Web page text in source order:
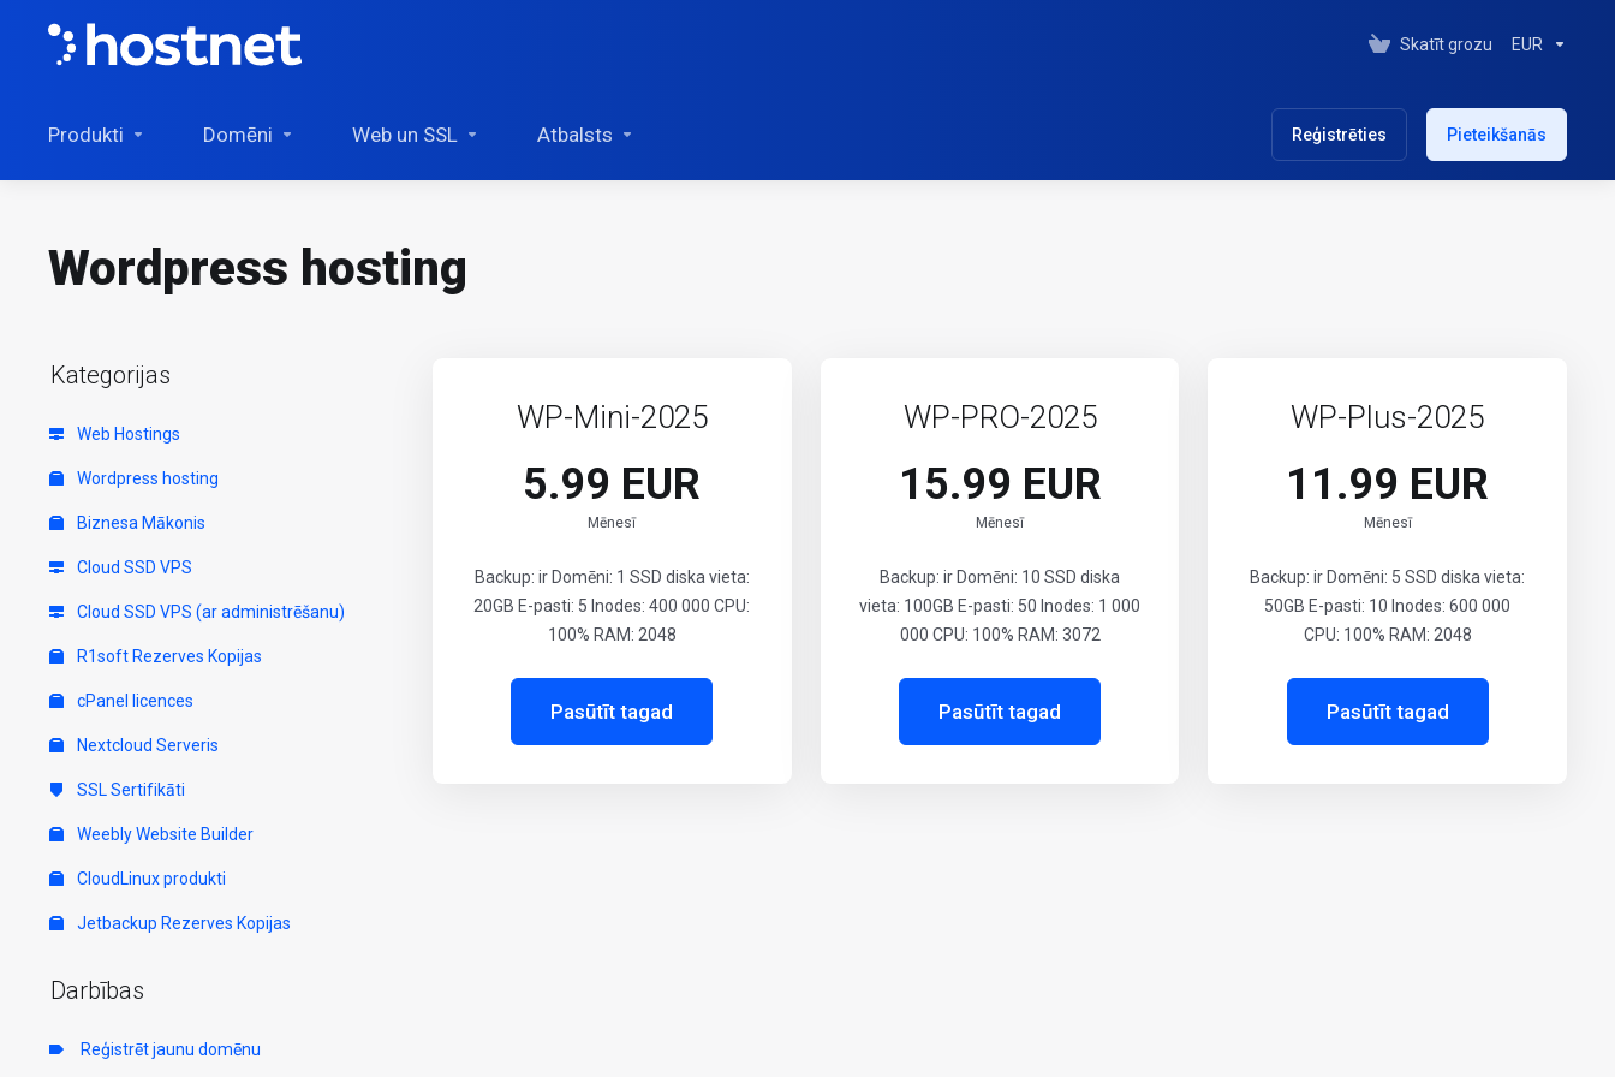
Skatīt grozu EUR
Produkti Domēni Web un SSL Atbalsts Reģistrēties Pieteikšanās
Wordpress hosting
Kategorijas
Web Hostings
Wordpress hosting
Biznesa Mākonis
Cloud SSD VPS
Cloud SSD VPS (ar administrēšanu)
R1soft Rezerves Kopijas
cPanel licences
Nextcloud Serveris
SSL Sertifikāti
Weebly Website Builder
CloudLinux produkti
Jetbackup Rezerves Kopijas
Darbības
Reģistrēt jaunu domēnu
WP-Mini-2025
5.99 EUR
Mēnesī
Backup: ir Domēni: 1 SSD diska vieta:
20GB E-pasti: 5 Inodes: 400 000 CPU:
100% RAM: 2048
Pasūtīt tagad
WP-PRO-2025
15.99 EUR
Mēnesī
Backup: ir Domēni: 10 SSD diska
vieta: 100GB E-pasti: 50 Inodes: 1 000
000 CPU: 100% RAM: 3072
Pasūtīt tagad
WP-Plus-2025
11.99 EUR
Mēnesī
Backup: ir Domēni: 5 SSD diska vieta:
50GB E-pasti: 10 Inodes: 600 000
CPU: 100% RAM: 2048
Pasūtīt tagad